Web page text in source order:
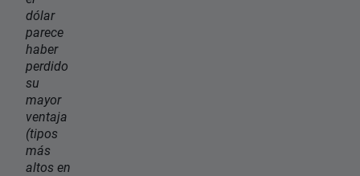
dólar
parece
haber
perdido
su
mayor
ventaja
(tipos
más
altos en